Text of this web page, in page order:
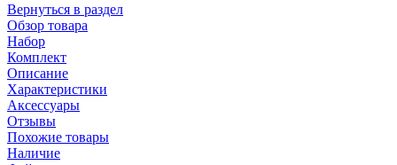
Вернуться в раздел
Обзор товара
Набор
Комплект
Описание
Характеристики
Аксессуары
Отзывы
Похожие товары
Наличие